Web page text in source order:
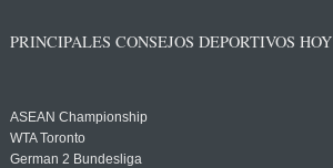
PRINCIPALES CONSEJOS DEPORTIVOS HOY
ASEAN Championship
WTA Toronto
German 2 Bundesliga